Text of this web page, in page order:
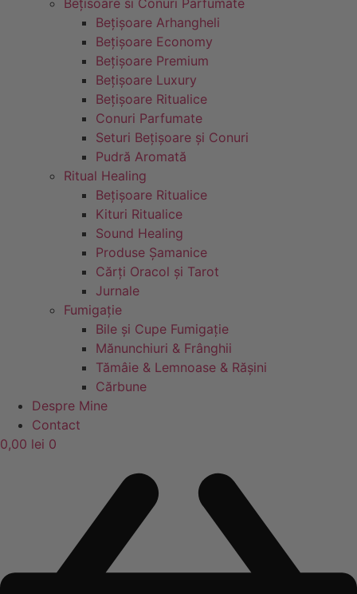
Bețisoare si Conuri Parfumate
Bețișoare Arhangheli
Bețișoare Economy
Bețișoare Premium
Bețișoare Luxury
Bețișoare Ritualice
Conuri Parfumate
Seturi Bețișoare și Conuri
Pudră Aromată
Ritual Healing
Bețișoare Ritualice
Kituri Ritualice
Sound Healing
Produse Șamanice
Cărți Oracol și Tarot
Jurnale
Fumigație
Bile și Cupe Fumigație
Mănunchiuri & Frânghii
Tămâie & Lemnoase & Rășini
Cărbune
Despre Mine
Contact
0,00 lei 0